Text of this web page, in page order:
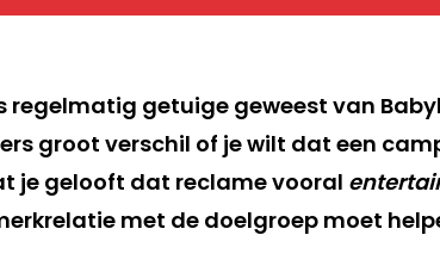
regelmatig getuige geweest van
groot verschil of je wilt dat een
je gelooft dat reclame vooral
met de doelgroep moet